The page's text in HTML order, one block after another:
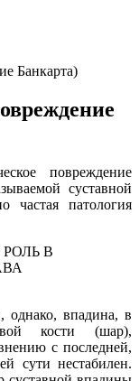
Банкарта)
повреждение
суставной
частая патология
В
однако, впадина, в
кости (шар),
с последней,
сути нестабилен.